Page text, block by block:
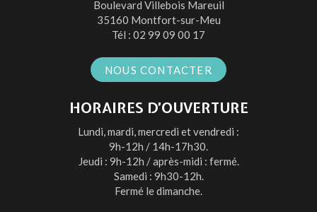
Facebook
TwitterInstagramYoutube
Boulevard Villebois Mareuil
35160 Montfort-sur-Meu
Tél : 02 99 09 00 17
NOUS CONTACTER
HORAIRES D’OUVERTURE
Lundi, mardi, mercredi et vendredi :
9h-12h / 14h-17h30.
Jeudi : 9h-12h / après-midi : fermé.
Samedi : 9h30-12h.
Fermé le dimanche.